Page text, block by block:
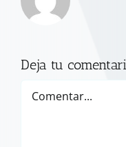
Deja tu